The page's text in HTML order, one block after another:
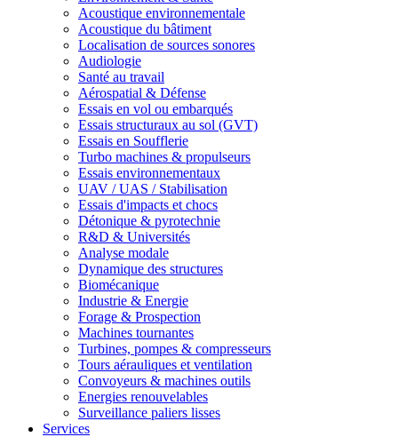
Acoustique environnementale
Acoustique du bâtiment
Localisation de sources sonores
Audiologie
Santé au travail
Aérospatial & Défense
Essais en vol ou embarqués
Essais structuraux au sol (GVT)
Essais en Soufflerie
Turbo machines & propulseurs
Essais environnementaux
UAV / UAS / Stabilisation
Essais d'impacts et chocs
Détonique & pyrotechnie
R&D & Universités
Analyse modale
Dynamique des structures
Biomécanique
Industrie & Energie
Forage & Prospection
Machines tournantes
Turbines, pompes & compresseurs
Tours aérauliques et ventilation
Convoyeurs & machines outils
Energies renouvelables
Surveillance paliers lisses
Services